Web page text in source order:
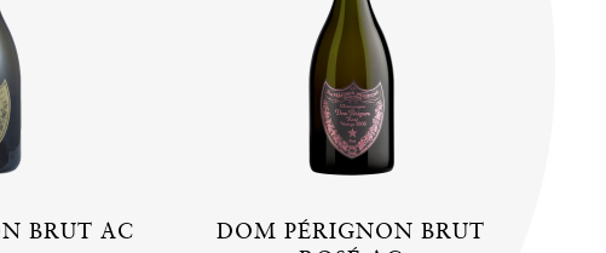
BRUT AC
DOM PÉRIGNON BRUT